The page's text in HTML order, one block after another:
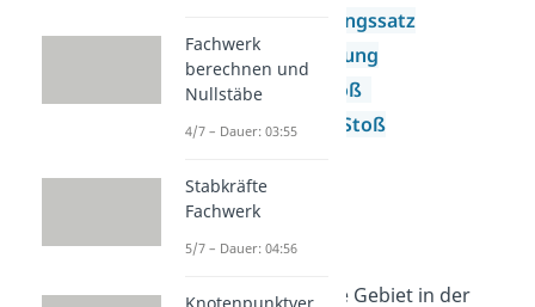
Impulserhaltungssatz
Raketengleichung
elastischer Stoß
unelastischer Stoß
Kraft
Das nächste große Gebiet in der
Fachwerk
berechnen und
Nullstäbe
4/7 – Dauer: 03:55
Stabkräfte
Fachwerk
5/7 – Dauer: 04:56